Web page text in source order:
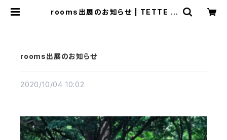
rooms出展のお知らせ | TETTE S
rooms出展のお知らせ
2020/10/04 10:02